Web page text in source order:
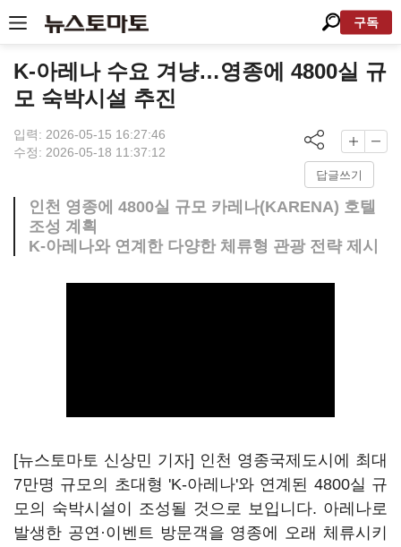
구독
K-아레나 수요 겨냥…영종에 4800실 규
모 숙박시설 추진
입력: 2026-05-15 16:27:46
수정: 2026-05-18 11:37:12
답글쓰기
인천 영종에 4800실 규모 카레나(KARENA) 호텔
조성 계획
K-아레나와 연계한 다양한 체류형 관광 전략 제시
[뉴스토마토 신상민 기자] 인천 영종국제도시에 최대
7만명 규모의 초대형 'K-아레나'와 연계된 4800실 규
모의 숙박시설이 조성될 것으로 보입니다. 아레나로
발생한 공연·이벤트 방문객을 영종에 오래 체류시키